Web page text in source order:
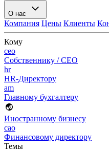
О нас
Компания Цены Клиенты
Кому
ceo
Собственнику / CEO
hr
HR-Директору
am
Главному бухгалтеру
Иностранному бизнесу
cao
Финансовому директору
Темы